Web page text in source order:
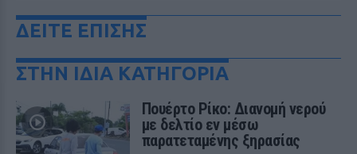
ΔΕΙΤΕ ΕΠΙΣΗΣ
ΣΤΗΝ ΙΔΙΑ ΚΑΤΗΓΟΡΙΑ
Πουέρτο Ρίκο: Διανομή νερού
με δελτίο εν μέσω
παρατεταμένης ξηρασίας